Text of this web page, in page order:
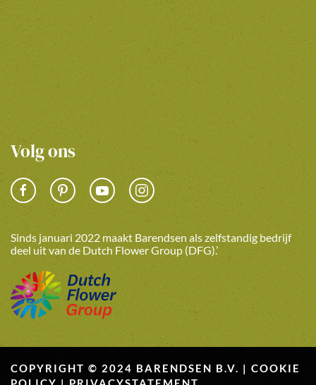
Volg ons
Sinds januari 2022 maakt Barendsen als zelfstandig bedrijf
deel uit van de Dutch Flower Group (DFG).’
COPYRIGHT © 2024 BARENDSEN B.V. | COOKIE